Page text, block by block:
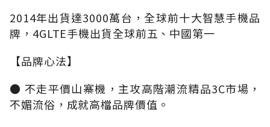
2014年出貨達3000萬台，全球前十大智慧手機品
牌，4GLTE手機出貨全球前五、中國第一
【品牌心法】
● 不走平價山寨機，主攻高階潮流精品3C市場，
不媚流俗，成就高檔品牌價值。